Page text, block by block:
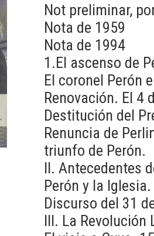
Not preliminar,
Nota de 1959
Nota de 1994
1.El ascenso de
El coronel Perón
Renovación. El 4
Destitución del
Renuncia de
triunfo de Perón.
II. Antecedentes
Perón y la
Discurso del 31
III. La Revolución